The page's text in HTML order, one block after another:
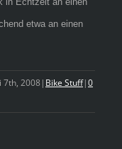
etwa an einen
7th, 2008| Bike Stuff|0